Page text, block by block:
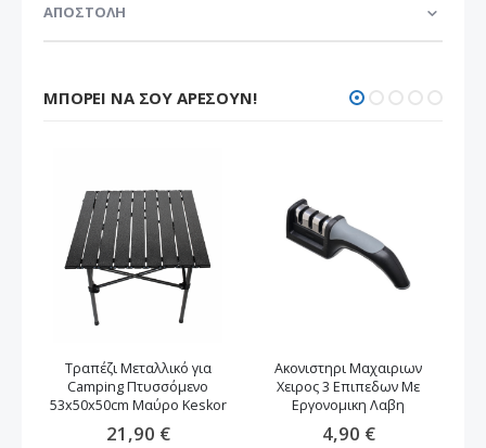
ΑΠΟΣΤΟΛΗ
ΜΠΟΡΕΊ ΝΑ ΣΟΥ ΑΡΈΣΟΥΝ!
Τραπέζι Μεταλλικό για
Camping Πτυσσόμενο
53x50x50cm Μαύρο Keskor
21,90 €
Ακονιστηρι Μαχαιριων
Χειρος 3 Επιπεδων Με
Εργονομικη Λαβη
4,90 €